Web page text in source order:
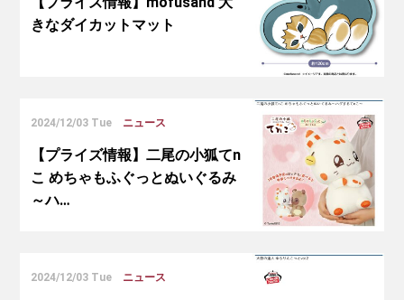
きなダイカットマット
2024/12/03 Tue ニュース
【プライズ情報】二尾の小狐てn
こ めちゃもふぐっとぬいぐるみ
～ハ…
2024/12/03 Tue ニュース